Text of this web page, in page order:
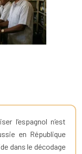
l’espagnol n’est
en République
dans le décodage